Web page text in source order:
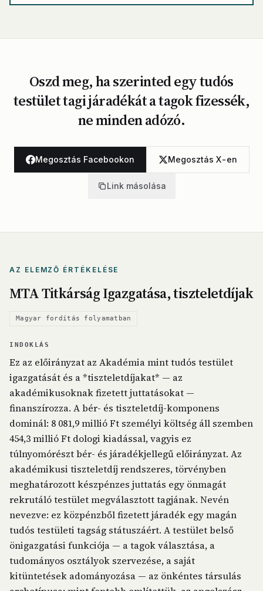
Oszd meg, ha szerinted egy tudós
testület tagi járadékát a tagok fizessék,
ne minden adózó.
Megosztás Facebookon Megosztás X-en
Link másolása
AZ ELEMZŐ ÉRTÉKELÉSE
MTA Titkárság Igazgatása, tiszteletdíjak
Magyar fordítás folyamatban
INDOKLÁS
Ez az előirányzat az Akadémia mint tudós testület
igazgatását és a *tiszteletdíjakat* — az
akadémikusoknak fizetett juttatásokat —
finanszírozza. A bér- és tiszteletdíj-komponens
dominál: 8 081,9 millió Ft személyi költség áll szemben
454,3 millió Ft dologi kiadással, vagyis ez
túlnyomórészt bér- és járadékjellegű előirányzat. Az
akadémikusi tiszteletdíj rendszeres, törvényben
meghatározott készpénzes juttatás egy önmagát
rekrutáló testület megválasztott tagjának. Nevén
nevezve: ez közpénzből fizetett járadék egy magán
tudós testületi tagság státuszáért. A testület belső
önigazgatási funkciója — a tagok választása, a
tudományos osztályok szervezése, a saját
kitüntetések adományozása — az önkéntes társulás